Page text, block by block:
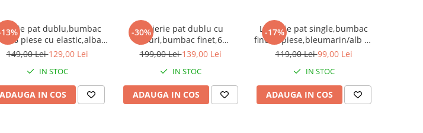
pat dublu,bumbac
piese cu elastic,alba
macarons-A101
149,00 Lei129,00 Lei
IN STOC
ADAUGA IN COS
-30%
Lenjerie pat dublu cu
pliuri,bumbac finet,6
piese,alba-A114
199,00 Lei139,00 Lei
IN STOC
ADAUGA IN COS
-17%
Lenjerie pat single,bumbac
finet,4 piese,bleumarin/alb cu
stelute rosii-A149
119,00 Lei99,00 Lei
IN STOC
ADAUGA IN COS